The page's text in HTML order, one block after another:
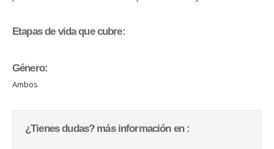
Etapas de vida que cubre:
Género:
Ambos
¿Tienes dudas? más información en :